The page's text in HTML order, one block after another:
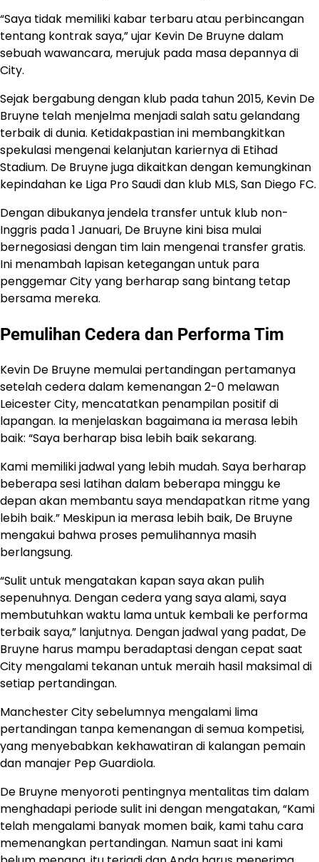
“Saya tidak memiliki kabar terbaru atau perbincangan
tentang kontrak saya,” ujar Kevin De Bruyne dalam
sebuah wawancara, merujuk pada masa depannya di
City.
Sejak bergabung dengan klub pada tahun 2015, Kevin De
Bruyne telah menjelma menjadi salah satu gelandang
terbaik di dunia. Ketidakpastian ini membangkitkan
spekulasi mengenai kelanjutan kariernya di Etihad
Stadium. De Bruyne juga dikaitkan dengan kemungkinan
kepindahan ke Liga Pro Saudi dan klub MLS, San Diego FC.
Dengan dibukanya jendela transfer untuk klub non-
Inggris pada 1 Januari, De Bruyne kini bisa mulai
bernegosiasi dengan tim lain mengenai transfer gratis.
Ini menambah lapisan ketegangan untuk para
penggemar City yang berharap sang bintang tetap
bersama mereka.
Pemulihan Cedera dan Performa Tim
Kevin De Bruyne memulai pertandingan pertamanya
setelah cedera dalam kemenangan 2-0 melawan
Leicester City, mencatatkan penampilan positif di
lapangan. Ia menjelaskan bagaimana ia merasa lebih
baik: “Saya berharap bisa lebih baik sekarang.
Kami memiliki jadwal yang lebih mudah. Saya berharap
beberapa sesi latihan dalam beberapa minggu ke
depan akan membantu saya mendapatkan ritme yang
lebih baik.” Meskipun ia merasa lebih baik, De Bruyne
mengakui bahwa proses pemulihannya masih
berlangsung.
“Sulit untuk mengatakan kapan saya akan pulih
sepenuhnya. Dengan cedera yang saya alami, saya
membutuhkan waktu lama untuk kembali ke performa
terbaik saya,” lanjutnya. Dengan jadwal yang padat, De
Bruyne harus mampu beradaptasi dengan cepat saat
City mengalami tekanan untuk meraih hasil maksimal di
setiap pertandingan.
Manchester City sebelumnya mengalami lima
pertandingan tanpa kemenangan di semua kompetisi,
yang menyebabkan kekhawatiran di kalangan pemain
dan manajer Pep Guardiola.
De Bruyne menyoroti pentingnya mentalitas tim dalam
menghadapi periode sulit ini dengan mengatakan, “Kami
telah mengalami banyak momen baik, kami tahu cara
memenangkan pertandingan. Namun saat ini kami